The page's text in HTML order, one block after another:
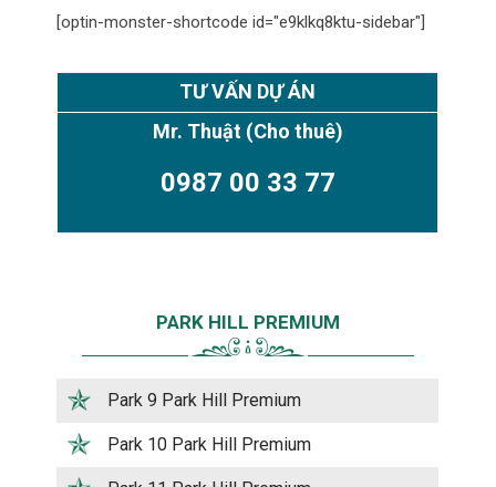
[optin-monster-shortcode id="e9klkq8ktu-sidebar"]
TƯ VẤN DỰ ÁN
Mr. Thuật (Cho thuê)
0987 00 33 77
PARK HILL PREMIUM
Park 9 Park Hill Premium
Park 10 Park Hill Premium